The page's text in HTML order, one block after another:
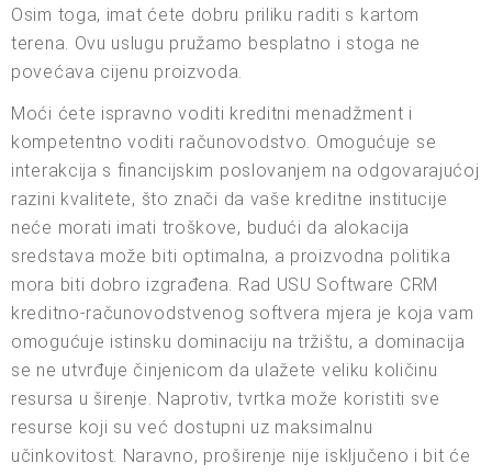
Osim toga, imat ćete dobru priliku raditi s kartom
terena. Ovu uslugu pružamo besplatno i stoga ne
povećava cijenu proizvoda.
Moći ćete ispravno voditi kreditni menadžment i
kompetentno voditi računovodstvo. Omogućuje se
interakcija s financijskim poslovanjem na odgovarajućoj
razini kvalitete, što znači da vaše kreditne institucije
neće morati imati troškove, budući da alokacija
sredstava može biti optimalna, a proizvodna politika
mora biti dobro izgrađena. Rad USU Software CRM
kreditno-računovodstvenog softvera mjera je koja vam
omogućuje istinsku dominaciju na tržištu, a dominacija
se ne utvrđuje činjenicom da ulažete veliku količinu
resursa u širenje. Naprotiv, tvrtka može koristiti sve
resurse koji su već dostupni uz maksimalnu
učinkovitost. Naravno, proširenje nije isključeno i bit će